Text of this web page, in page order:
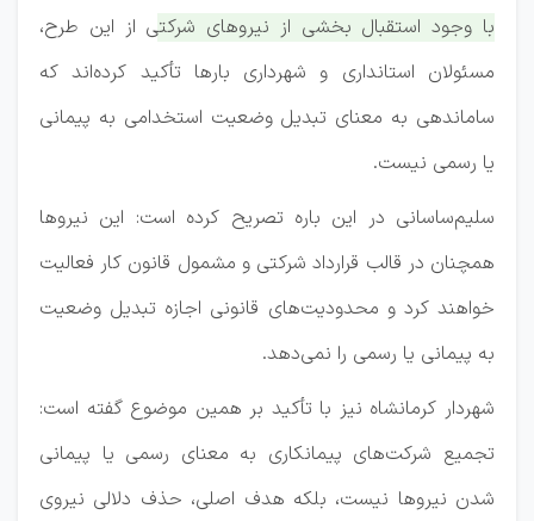
با وجود استقبال بخشی از نیروهای شرکتی از این طرح،
مسئولان استانداری و شهرداری بارها تأکید کرده‌اند که
ساماندهی به معنای تبدیل وضعیت استخدامی به پیمانی
یا رسمی نیست.
سلیم‌ساسانی در این باره تصریح کرده است: این نیروها
همچنان در قالب قرارداد شرکتی و مشمول قانون کار فعالیت
خواهند کرد و محدودیت‌های قانونی اجازه تبدیل وضعیت
به پیمانی یا رسمی را نمی‌دهد.
شهردار کرمانشاه نیز با تأکید بر همین موضوع گفته است:
تجمیع شرکت‌های پیمانکاری به معنای رسمی یا پیمانی
شدن نیروها نیست، بلکه هدف اصلی، حذف دلالی نیروی